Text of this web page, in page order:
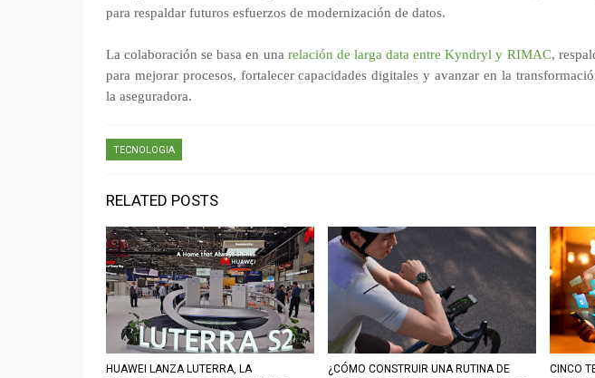
para respaldar futuros esfuerzos de modernización de datos.
La colaboración se basa en una relación de larga data entre Kyndryl y RIMAC,
para mejorar procesos, fortalecer capacidades digitales y avanzar en la
la aseguradora.
TECNOLOGIA
RELATED POSTS
HUAWEI LANZA LUTERRA, LA
¿CÓMO CONSTRUIR UNA RUTINA DE
CINCO